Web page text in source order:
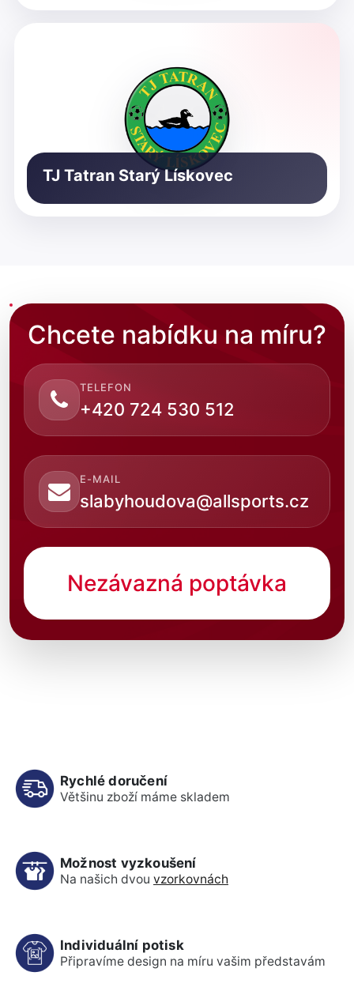
TJ Tatran Starý Lískovec
Chcete nabídku na míru?
TELEFON
+420 724 530 512
E-MAIL
slabyhoudova@allsports.cz
Nezávazná poptávka
Rychlé doručení
Většinu zboží máme skladem
Možnost vyzkoušení
Na našich dvou vzorkovnách
Individuální potisk
Připravíme design na míru vašim představám